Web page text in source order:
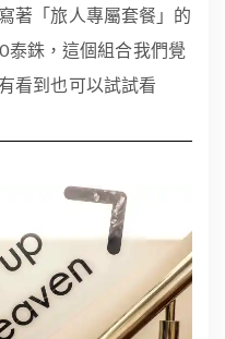
著「旅人專屬套餐」的
泰銖，這個組合我們覺
看到也可以試試看